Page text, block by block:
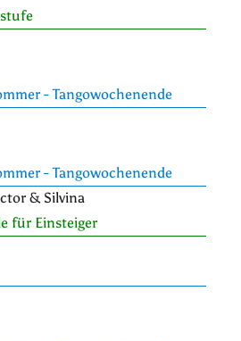
- Tangowochenende
- Tangowochenende
& Silvina
für Einsteiger